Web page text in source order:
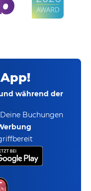
während der
Buchungen